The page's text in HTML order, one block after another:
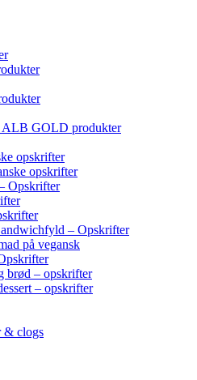
ALB GOLD produkter
opskrifter
opskrifter
Opskrifter
– Opskrifter
på vegansk
brød – opskrifter
– opskrifter
& clogs